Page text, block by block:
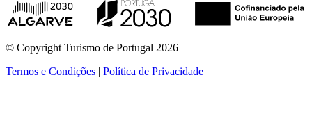
© Copyright Turismo de Portugal 2026
Termos e Condições | Política de Privacidade